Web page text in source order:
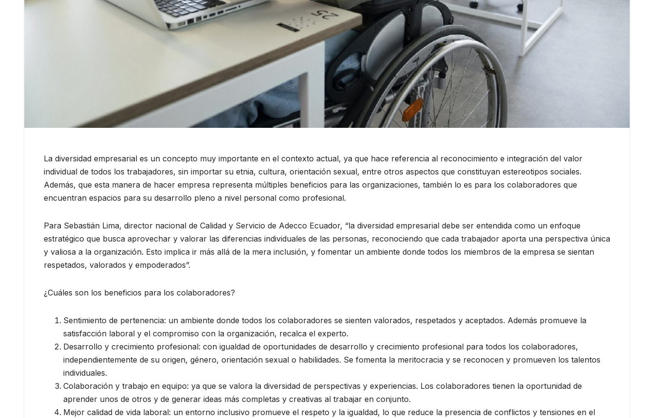
La diversidad empresarial es un concepto muy importante en el contexto actual, ya que hace referencia al reconocimiento e integración del valor
individual de todos los trabajadores, sin importar su etnia, cultura, orientación sexual, entre otros aspectos que constituyan estereotipos sociales.
Además, que esta manera de hacer empresa representa múltiples beneficios para las organizaciones, también lo es para los colaboradores que
encuentran espacios para su desarrollo pleno a nivel personal como profesional.
Para Sebastián Lima, director nacional de Calidad y Servicio de Adecco Ecuador, “la diversidad empresarial debe ser entendida como un enfoque
estratégico que busca aprovechar y valorar las diferencias individuales de las personas, reconociendo que cada trabajador aporta una perspectiva única
y valiosa a la organización. Esto implica ir más allá de la mera inclusión, y fomentar un ambiente donde todos los miembros de la empresa se sientan
respetados, valorados y empoderados”.
¿Cuáles son los beneficios para los colaboradores?
Sentimiento de pertenencia: un ambiente donde todos los colaboradores se sienten valorados, respetados y aceptados. Además promueve la
satisfacción laboral y el compromiso con la organización, recalca el experto.
Desarrollo y crecimiento profesional: con igualdad de oportunidades de desarrollo y crecimiento profesional para todos los colaboradores,
independientemente de su origen, género, orientación sexual o habilidades. Se fomenta la meritocracia y se reconocen y promueven los talentos
individuales.
Colaboración y trabajo en equipo: ya que se valora la diversidad de perspectivas y experiencias. Los colaboradores tienen la oportunidad de
aprender unos de otros y de generar ideas más completas y creativas al trabajar en conjunto.
Mejor calidad de vida laboral: un entorno inclusivo promueve el respeto y la igualdad, lo que reduce la presencia de conflictos y tensiones en el